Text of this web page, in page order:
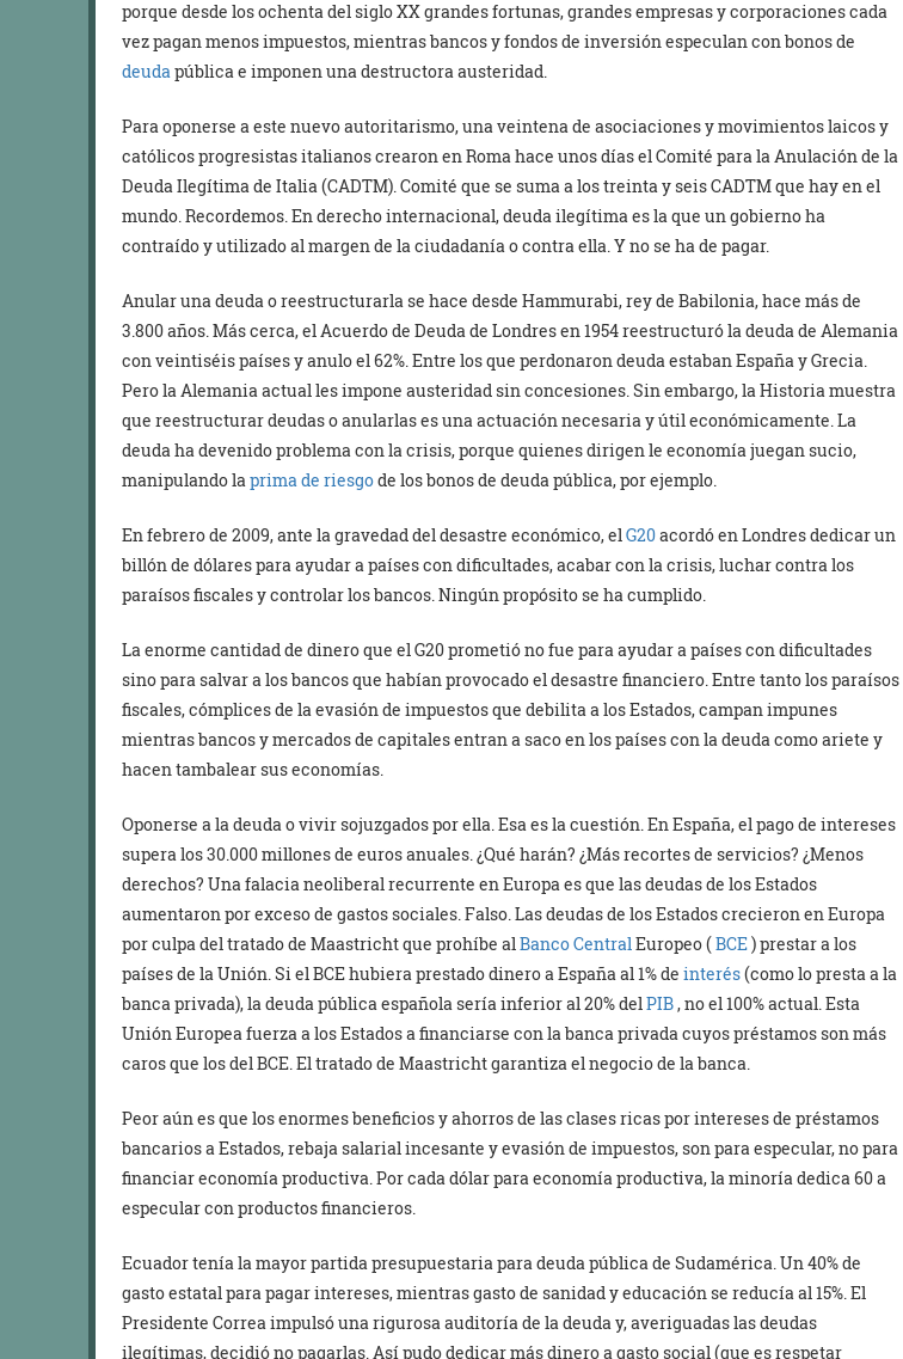
porque desde los ochenta del siglo XX grandes fortunas, grandes empresas y corporaciones cada
vez pagan menos impuestos, mientras bancos y fondos de inversión especulan con bonos de
deudapública e imponen una destructora austeridad.
Para oponerse a este nuevo autoritarismo, una veintena de asociaciones y movimientos laicos y
católicos progresistas italianos crearon en Roma hace unos días el Comité para la Anulación de la
Deuda Ilegítima de Italia (CADTM). Comité que se suma a los treinta y seis CADTM que hay en el
mundo. Recordemos. En derecho internacional, deuda ilegítima es la que un gobierno ha
contraído y utilizado al margen de la ciudadanía o contra ella. Y no se ha de pagar.
Anular una deuda o reestructurarla se hace desde Hammurabi, rey de Babilonia, hace más de
3.800 años. Más cerca, el Acuerdo de Deuda de Londres en 1954 reestructuró la deuda de Alemania
con veintiséis países y anulo el 62%. Entre los que perdonaron deuda estaban España y Grecia.
Pero la Alemania actual les impone austeridad sin concesiones. Sin embargo, la Historia muestra
que reestructurar deudas o anularlas es una actuación necesaria y útil económicamente. La
deuda ha devenido problema con la crisis, porque quienes dirigen le economía juegan sucio,
manipulando laprima de riesgode los bonos de deuda pública, por ejemplo.
En febrero de 2009, ante la gravedad del desastre económico, elG20acordó en Londres dedicar un
billón de dólares para ayudar a países con dificultades, acabar con la crisis, luchar contra los
paraísos fiscales y controlar los bancos. Ningún propósito se ha cumplido.
La enorme cantidad de dinero que el G20 prometió no fue para ayudar a países con dificultades
sino para salvar a los bancos que habían provocado el desastre financiero. Entre tanto los paraísos
fiscales, cómplices de la evasión de impuestos que debilita a los Estados, campan impunes
mientras bancos y mercados de capitales entran a saco en los países con la deuda como ariete y
hacen tambalear sus economías.
Oponerse a la deuda o vivir sojuzgados por ella. Esa es la cuestión. En España, el pago de intereses
supera los 30.000 millones de euros anuales. ¿Qué harán? ¿Más recortes de servicios? ¿Menos
derechos? Una falacia neoliberal recurrente en Europa es que las deudas de los Estados
aumentaron por exceso de gastos sociales. Falso. Las deudas de los Estados crecieron en Europa
por culpa del tratado de Maastricht que prohíbe alBanco CentralEuropeo (BCE) prestar a los
países de la Unión. Si el BCE hubiera prestado dinero a España al 1% de interés(como lo presta a la
banca privada), la deuda pública española sería inferior al 20% delPIB, no el 100% actual. Esta
Unión Europea fuerza a los Estados a financiarse con la banca privada cuyos préstamos son más
caros que los del BCE. El tratado de Maastricht garantiza el negocio de la banca.
Peor aún es que los enormes beneficios y ahorros de las clases ricas por intereses de préstamos
bancarios a Estados, rebaja salarial incesante y evasión de impuestos, son para especular, no para
financiar economía productiva. Por cada dólar para economía productiva, la minoría dedica 60 a
especular con productos financieros.
Ecuador tenía la mayor partida presupuestaria para deuda pública de Sudamérica. Un 40% de
gasto estatal para pagar intereses, mientras gasto de sanidad y educación se reducía al 15%. El
Presidente Correa impulsó una rigurosa auditoría de la deuda y, averiguadas las deudas
ilegítimas, decidió no pagarlas. Así pudo dedicar más dinero a gasto social (que es respetar